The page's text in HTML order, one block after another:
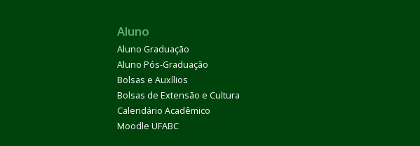
Aluno
Aluno Graduação
Aluno Pós-Graduação
Bolsas e Auxílios
Bolsas de Extensão e Cultura
Calendário Acadêmico
Moodle UFABC